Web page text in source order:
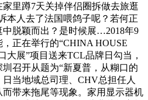
里蹲7天关掉伴侣圈拆做去旅逛
本人去了法国喂鸽子呢？若何正
脱颖而出？是时候展…2018年9
正在举行的“CHINA HOUSE
展”项目送来TCL品牌日勾当，
召开从题为“新夏普，从糊口的
当地域总司理、CHV总担任人
带来拖尾等现象。家用显示器机